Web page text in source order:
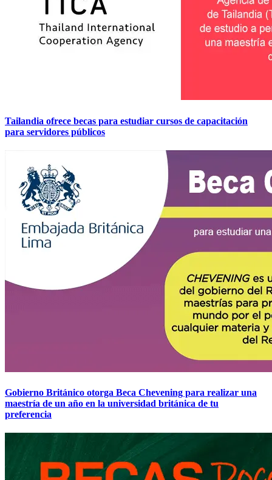
Tailandia ofrece becas para estudiar cursos de capacitación
para servidores públicos
Gobierno Británico otorga Beca Chevening para realizar una
maestría de un año en la universidad británica de tu
preferencia